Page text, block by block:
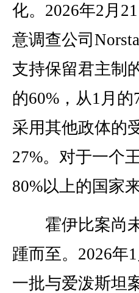
化。2026年2月
意调查公司
支持保留君主制
的60%，从1月
采用其他政体的
27%。对于一个
80%以上的国家
霍伊比案尚未
踵而至。2026年
一批与爱泼斯坦